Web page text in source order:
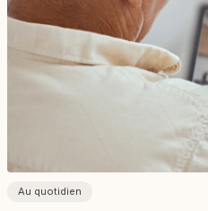
Au quotidien